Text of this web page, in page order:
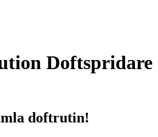
Doftspridare
doftrutin!